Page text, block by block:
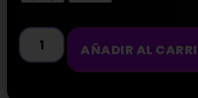
AÑADIR AL